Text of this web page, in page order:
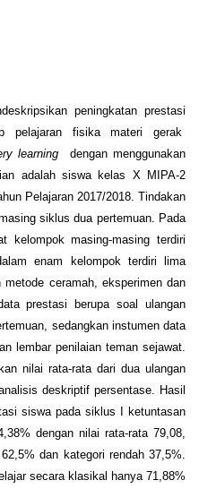
peningkatan prestasi
pelajaran fisika materi gerak
learning dengan menggunakan
adalah siswa kelas X MIPA-2
Pelajaran 2017/2018. Tindakan
siklus dua pertemuan. Pada
kelompok masing-masing terdiri
enam kelompok terdiri lima
ceramah, eksperimen dan
prestasi berupa soal ulangan
sedangkan instumen data
lembar penilaian teman sejawat.
nilai rata-rata dari dua ulangan
deskriptif persentase. Hasil
siswa pada siklus I ketuntasan
dengan nilai rata-rata 79,08,
dan kategori rendah 37,5%.
secara klasikal hanya 71,88%